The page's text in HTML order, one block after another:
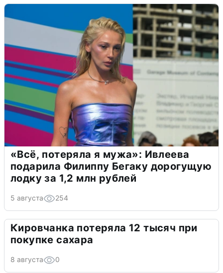
«Всё, потеряла я мужа»: Ивлеева
подарила Филиппу Бегаку дорогущую
лодку за 1,2 млн рублей
5 августа 254
Кировчанка потеряла 12 тысяч при
покупке сахара
8 августа 0